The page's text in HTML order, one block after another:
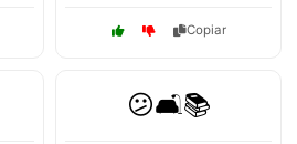
Copiar
😕🛋️📚